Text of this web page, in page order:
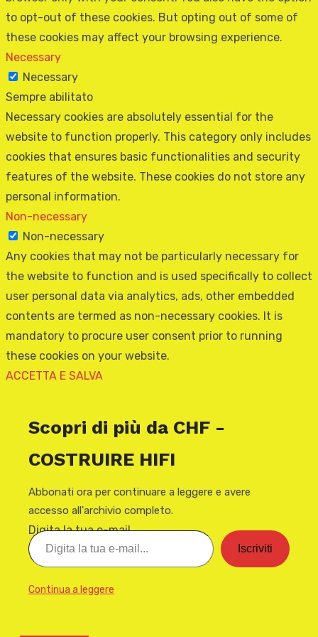
to opt-out of these cookies. But opting out of some of
these cookies may affect your browsing experience.
Necessary
Necessary
Sempre abilitato
Necessary cookies are absolutely essential for the
website to function properly. This category only includes
cookies that ensures basic functionalities and security
features of the website. These cookies do not store any
personal information.
Non-necessary
Non-necessary
Any cookies that may not be particularly necessary for
the website to function and is used specifically to collect
user personal data via analytics, ads, other embedded
contents are termed as non-necessary cookies. It is
mandatory to procure user consent prior to running
these cookies on your website.
ACCETTA E SALVA
Scopri di più da CHF -
COSTRUIRE HIFI
Abbonati ora per continuare a leggere e avere
accesso all'archivio completo.
Digita la tua e-mail...
Iscriviti
Continua a leggere